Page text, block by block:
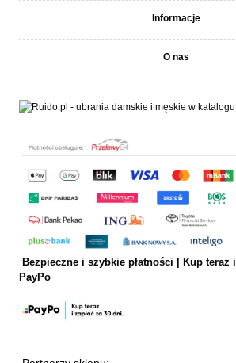
Informacje
O nas
Bezpieczne i szybkie płatności | Kup teraz i
PayPo